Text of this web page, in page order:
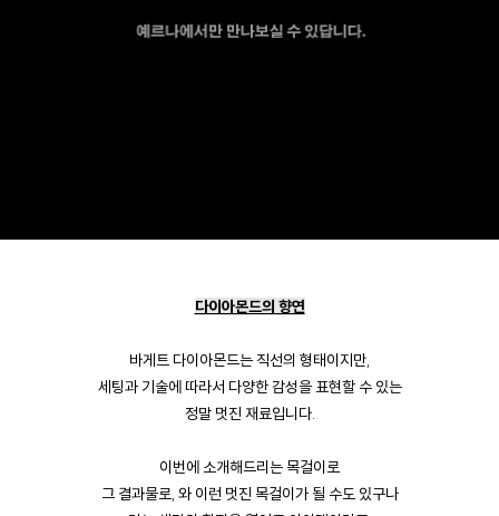
다이아몬드의 향연
바게트 다이아몬드는 직선의 형태이지만,
세팅과 기술에 따라서 다양한 감성을 표현할 수 있는
정말 멋진 재료입니다.
이번에 소개해드리는 목걸이로
그 결과물로, 와 이런 멋진 목걸이가 될 수도 있구나